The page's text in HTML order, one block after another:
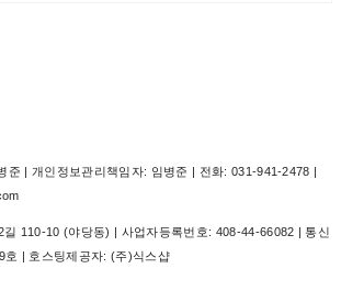
준 | 개인정보관리책임자: 임병준 | 전화: 031-941-2478 |
110-10 (야당동) | 사업자등록번호: 408-44-66082 | 통신
호 | 호스팅제공자: (주)식스샵